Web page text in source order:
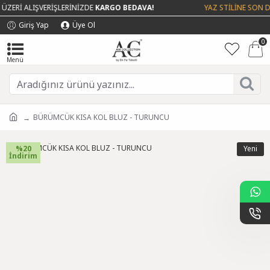
ALIŞVERİŞLERİNİZDEKARGO BEDAVA!
YAZ STİLİNE SON
Giriş Yap
Üye Ol
0
BÜRÜMCÜK KISA KOL BLUZ - TURUNCU
Yeni
%20
İndirim